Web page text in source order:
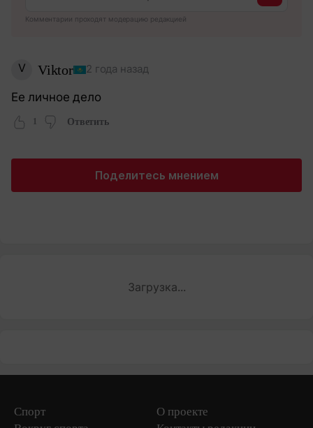
Комментарии проходят модерацию редакцией
V Viktor 2 года назад
Ее личное дело
Ответить
Поделитесь мнением
Загрузка...
Спорт
О проекте